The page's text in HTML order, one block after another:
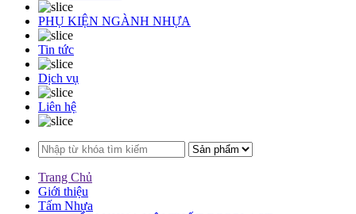
PHỤ KIỆN NGÀNH NHỰA
Tin tức
Dịch vụ
Liên hệ
Trang Chủ
Giới thiệu
Tấm Nhựa